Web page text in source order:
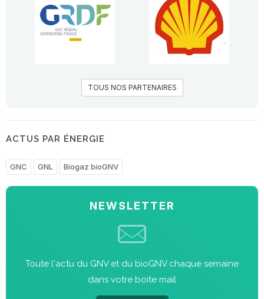
TOUS NOS PARTENAIRES
ACTUS PAR ÉNERGIE
GNC GNL Biogaz bioGNV
NEWSLETTER
Toute l'actu du GNV et du bioGNV chaque semaine
dans votre boite mail